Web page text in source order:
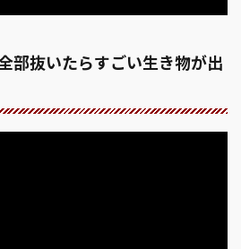
部抜いたらすごい生き物が出